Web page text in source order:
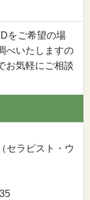
をご希望の場
べいたしますの
お気軽にご相談
セラピスト・ウ